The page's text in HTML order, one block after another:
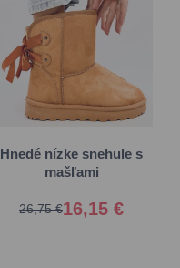
Hnedé nízke snehule s
mašľami
16,15 €
26,75 €
38 40